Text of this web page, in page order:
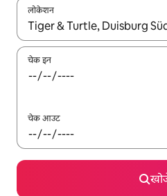
लोकेशन
नतीजों के उपलब्ध होने पर, अप और
चेक इन
चेक आउट